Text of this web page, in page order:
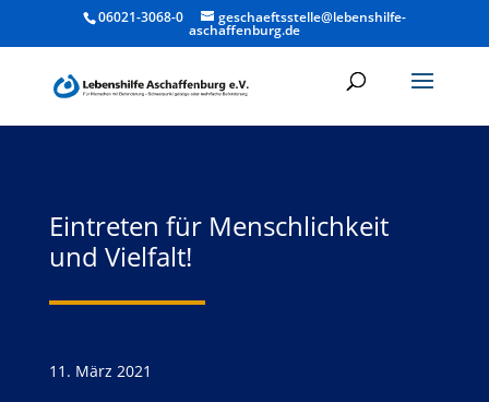
06021-3068-0 geschaeftsstelle@lebenshilfe-
aschaffenburg.de
Eintreten für Menschlichkeit
und Vielfalt!
11. März 2021